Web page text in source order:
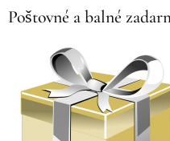
Poštovné a balné